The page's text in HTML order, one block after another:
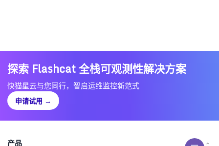
探索 Flashcat 全栈可观测性解决方案
快猫星云与您同行，智启运维监控新范式
申请试用 →
产品